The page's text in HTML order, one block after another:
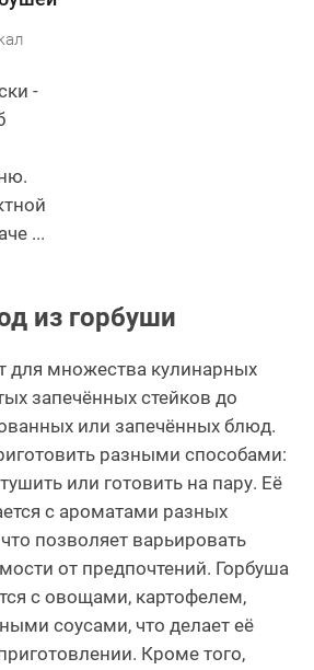
-
...
из горбуши
для множества кулинарных
запечённых стейков до
или запечённых блюд.
разными способами:
или готовить на пару. Её
с ароматами разных
позволяет варьировать
от предпочтений. Горбуша
с овощами, картофелем,
соусами, что делает её
Кроме того,